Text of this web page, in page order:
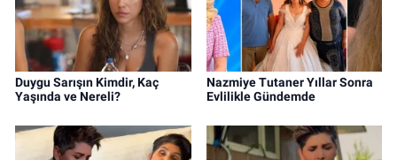
Duygu Sarışın Kimdir, Kaç
Yaşında ve Nereli?
Nazmiye Tutaner Yıllar Sonra
Evlilikle Gündemde